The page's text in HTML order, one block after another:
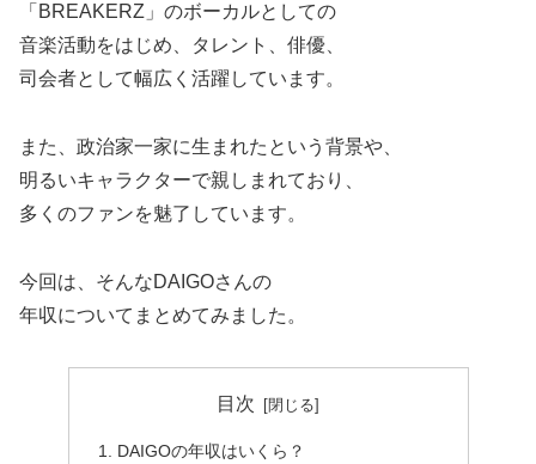
「BREAKERZ」のボーカルとしての
音楽活動をはじめ、タレント、俳優、
司会者として幅広く活躍しています。
また、政治家一家に生まれたという背景や、
明るいキャラクターで親しまれており、
多くのファンを魅了しています。
今回は、そんなDAIGOさんの
年収についてまとめてみました。
目次
DAIGOの年収はいくら？